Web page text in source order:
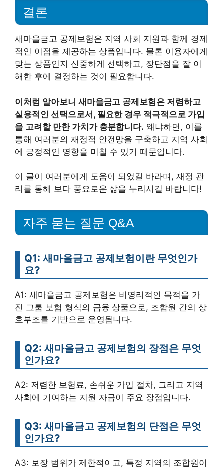
결론
새마을금고 공제보험은 지역 사회 지원과 함께 경제
적인 이점을 제공하는 상품입니다. 물론 이용자에게
맞는 상품인지 신중하게 선택하고, 장단점을 잘 이
해한 후에 결정하는 것이 필요합니다.
이처럼 알아보니 새마을금고 공제보험은 저렴하고
실용적인 선택으로서, 필요한 경우 적극적으로 가입
을 고려할 만한 가치가 충분합니다. 왜냐하면, 이를
통해 여러분의 재정적 안전망을 구축하고 지역 사회
에 긍정적인 영향을 미칠 수 있기 때문입니다.
이 글이 여러분에게 도움이 되었길 바라며, 재정 관
리를 통해 보다 풍요로운 삶을 누리시길 바랍니다!
자주 묻는 질문 Q&A
Q1: 새마을금고 공제보험이란 무엇인가
요?
A1: 새마을금고 공제보험은 비영리적인 목적을 가
진 그룹 보험 형식의 금융 상품으로, 조합원 간의 상
호부조를 기반으로 운영됩니다.
Q2: 새마을금고 공제보험의 장점은 무엇
인가요?
A2: 저렴한 보험료, 손쉬운 가입 절차, 그리고 지역
사회에 기여하는 지원 자금이 주요 장점입니다.
Q3: 새마을금고 공제보험의 단점은 무엇
인가요?
A3: 보장 범위가 제한적이고, 특정 지역의 조합원이